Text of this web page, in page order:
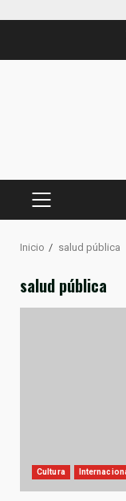
MENÚ
Inicio salud pública
salud pública
Cultura